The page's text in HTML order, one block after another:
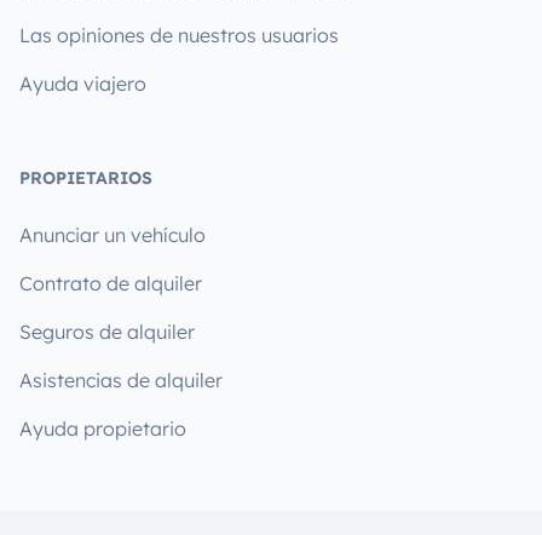
Las opiniones de nuestros usuarios
Ayuda viajero
PROPIETARIOS
Anunciar un vehículo
Contrato de alquiler
Seguros de alquiler
Asistencias de alquiler
Ayuda propietario